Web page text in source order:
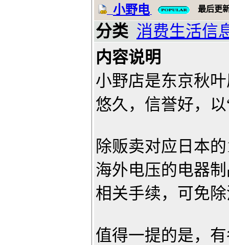
小野电 最后更
分类 消费生活信
内容说明
小野店是东京秋
悠久，信誉好，
除贩卖对应日本
海外电压的电器
相关手续，可免
值得一提的是，